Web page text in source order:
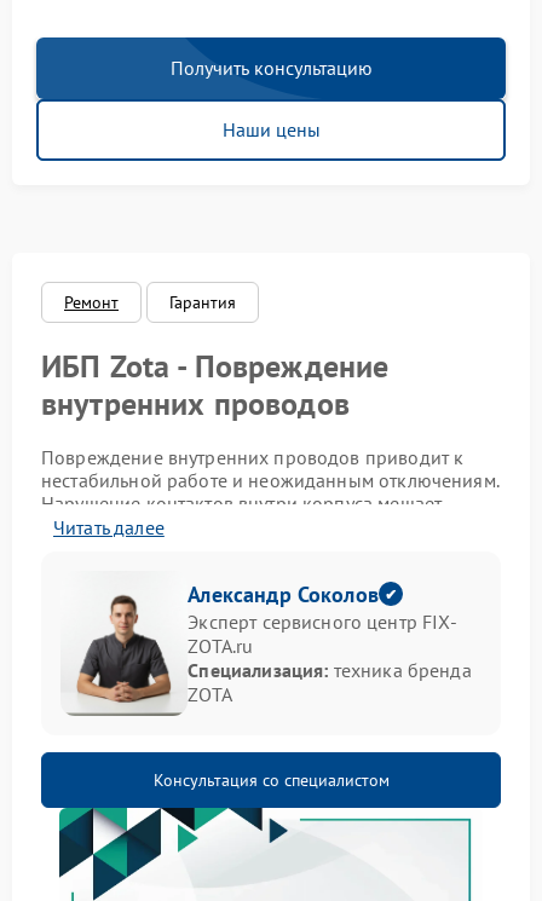
Получить консультацию
Наши цены
Ремонт Гарантия
ИБП Zota - Повреждение
внутренних проводов
Повреждение внутренних проводов приводит к
нестабильной работе и неожиданным отключениям.
Нарушение контактов внутри корпуса мешает
нормальной передаче энергии и делает
игнорирование проблемы усиливает износ других
элементов.
Основные признаки
неисправности
Распознать проблему можно по ряду характерных
периодические отключения без видимой
причины;
нагрев корпуса;
посторонние звуки внутри;
Читать далее
Александр Соколов
Эксперт сервисного центр FIX-
ZOTA.ru
Специализация: техника бренда
ZOTA
Консультация со специалистом